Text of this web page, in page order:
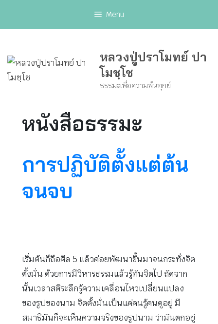
Menu
หลวงปู่ปราโมทย์ ปา
โมชฺโช
ธรรมะเพื่อความพ้นทุกข์
หนังสือธรรมะ
การปฏิบัติตั้งแต่ต้น
จนจบ
เริ่มต้นก็ถือศีล 5 แล้วค่อยพัฒนาขึ้นมาจนกระทั่งจิต
ตั้งมั่น ด้วยการมีวิหารธรรมแล้วรู้ทันจิตไป ถัดจาก
นั้นเวลาสติระลึกรู้ความเคลื่อนไหวเปลี่ยนแปลง
ของรูปของนาม จิตตั้งมั่นเป็นแค่คนรู้คนดูอยู่ มี
สมาธิมันก็จะเห็นความจริงของรูปนาม ว่ามันตกอยู่